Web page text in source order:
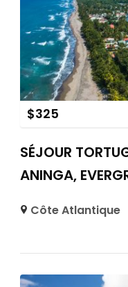
$325
SÉJOUR
ANINGA,
Côte Atlantique